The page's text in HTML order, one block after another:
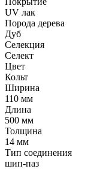
UV лак
Порода дерева
Дуб
Селекция
Селект
Цвет
Кольт
Ширина
110 мм
Длина
500 мм
Толщина
14 мм
Тип соединения
шип-паз